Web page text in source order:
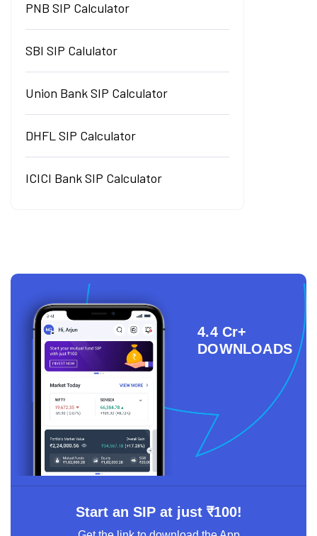
PNB SIP Calculator
SBI SIP Calulator
Union Bank SIP Calculator
DHFL SIP Calculator
ICICI Bank SIP Calculator
4.4 Cr+
DOWNLOADS
Start an SIP at just ₹100!